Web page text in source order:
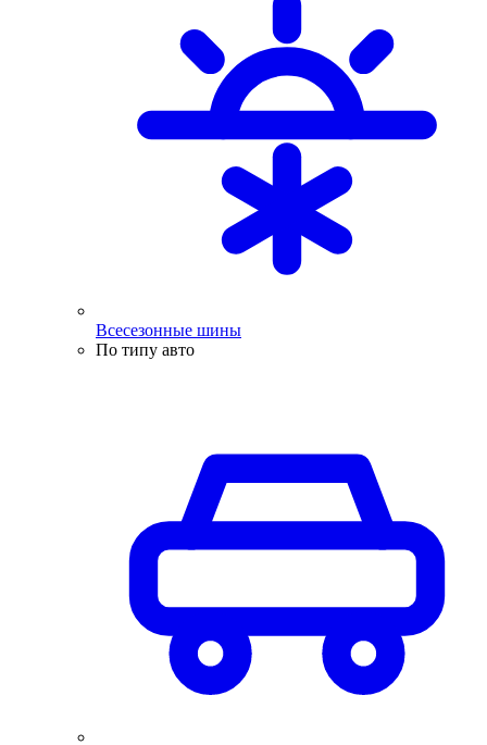
Всесезонные шины
По типу авто